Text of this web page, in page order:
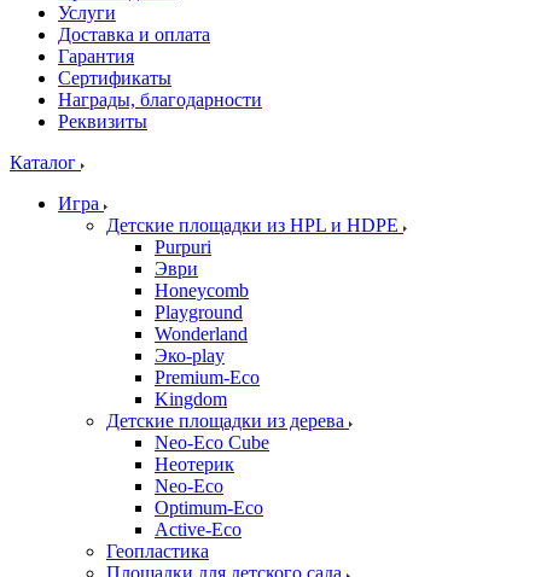
Услуги
Доставка и оплата
Гарантия
Сертификаты
Награды, благодарности
Реквизиты
Каталог
Игра
Детские площадки из HPL и HDPE
Purpuri
Эври
Honeycomb
Playground
Wonderland
Эко-play
Premium-Eco
Kingdom
Детские площадки из дерева
Neo-Eco Cube
Неотерик
Neo-Eco
Оptimum-Еco
Active-Eco
Геопластика
Площадки для детского сада